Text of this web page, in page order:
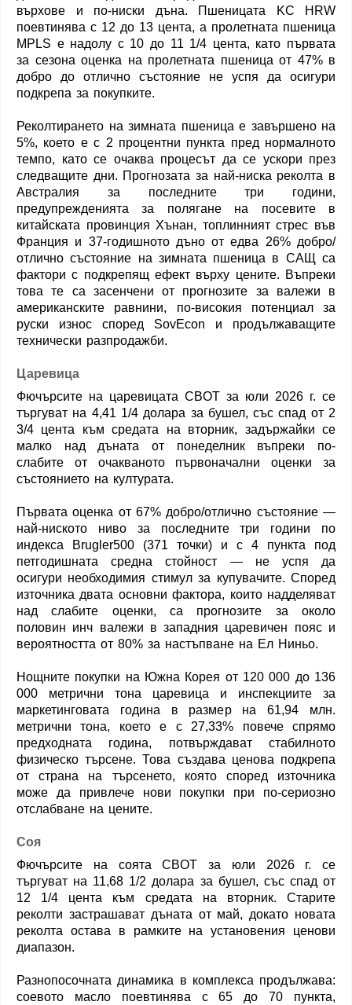
върхове и по-ниски дъна. Пшеницата KC HRW
поевтинява с 12 до 13 цента, а пролетната пшеница
MPLS е надолу с 10 до 11 1/4 цента, като първата
за сезона оценка на пролетната пшеница от 47% в
добро до отлично състояние не успя да осигури
подкрепа за покупките.
Реколтирането на зимната пшеница е завършено на
5%, което е с 2 процентни пункта пред нормалното
темпо, като се очаква процесът да се ускори през
следващите дни. Прогнозата за най-ниска реколта в
Австралия за последните три години,
предупрежденията за полягане на посевите в
китайската провинция Хънан, топлинният стрес във
Франция и 37-годишното дъно от едва 26% добро/
отлично състояние на зимната пшеница в САЩ са
фактори с подкрепящ ефект върху цените. Въпреки
това те са засенчени от прогнозите за валежи в
американските равнини, по-високия потенциал за
руски износ според SovEcon и продължаващите
технически разпродажби.
Царевица
Фючърсите на царевицата CBOT за юли 2026 г. се
търгуват на 4,41 1/4 долара за бушел, със спад от 2
3/4 цента към средата на вторник, задържайки се
малко над дъната от понеделник въпреки по-
слабите от очакваното първоначални оценки за
състоянието на културата.
Първата оценка от 67% добро/отлично състояние —
най-ниското ниво за последните три години по
индекса Brugler500 (371 точки) и с 4 пункта под
петгодишната средна стойност — не успя да
осигури необходимия стимул за купувачите. Според
източника двата основни фактора, които надделяват
над слабите оценки, са прогнозите за около
половин инч валежи в западния царевичен пояс и
вероятността от 80% за настъпване на Ел Ниньо.
Нощните покупки на Южна Корея от 120 000 до 136
000 метрични тона царевица и инспекциите за
маркетинговата година в размер на 61,94 млн.
метрични тона, което е с 27,33% повече спрямо
предходната година, потвърждават стабилното
физическо търсене. Това създава ценова подкрепа
от страна на търсенето, която според източника
може да привлече нови покупки при по-сериозно
отслабване на цените.
Соя
Фючърсите на соята CBOT за юли 2026 г. се
търгуват на 11,68 1/2 долара за бушел, със спад от
12 1/4 цента към средата на вторник. Старите
реколти застрашават дъната от май, докато новата
реколта остава в рамките на установения ценови
диапазон.
Разнопосочната динамика в комплекса продължава:
соевото масло поевтинява с 65 до 70 пункта,